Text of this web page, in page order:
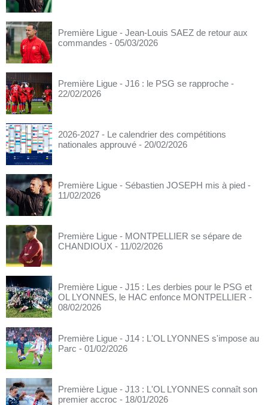
Première Ligue - Jean-Louis SAEZ de retour aux
commandes - 05/03/2026
Première Ligue - J16 : le PSG se rapproche -
22/02/2026
2026-2027 - Le calendrier des compétitions
nationales approuvé - 20/02/2026
Première Ligue - Sébastien JOSEPH mis à pied -
11/02/2026
Première Ligue - MONTPELLIER se sépare de
CHANDIOUX - 11/02/2026
Première Ligue - J15 : Les derbies pour le PSG et
OL LYONNES, le HAC enfonce MONTPELLIER -
08/02/2026
Première Ligue - J14 : L'OL LYONNES s'impose au
Parc - 01/02/2026
Première Ligue - J13 : L'OL LYONNES connaît son
premier accroc - 18/01/2026